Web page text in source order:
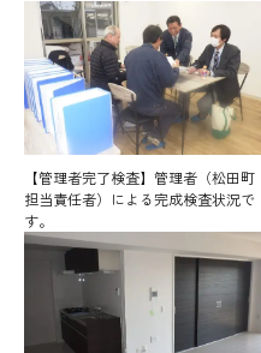
【管理者完了検査】管理者（松田町
担当責任者）による完成検査状況で
す。